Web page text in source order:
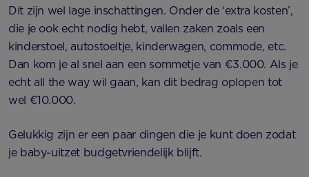
Dit zijn wel lage inschattingen. Onder de ‘extra kosten’,
die je ook echt nodig hebt, vallen zaken zoals een
kinderstoel, autostoeltje, kinderwagen, commode, etc.
Dan kom je al snel aan een sommetje van €3.000. Als je
echt all the way wil gaan, kan dit bedrag oplopen tot
wel €10.000.
Gelukkig zijn er een paar dingen die je kunt doen zodat
je baby-uitzet budgetvriendelijk blijft.